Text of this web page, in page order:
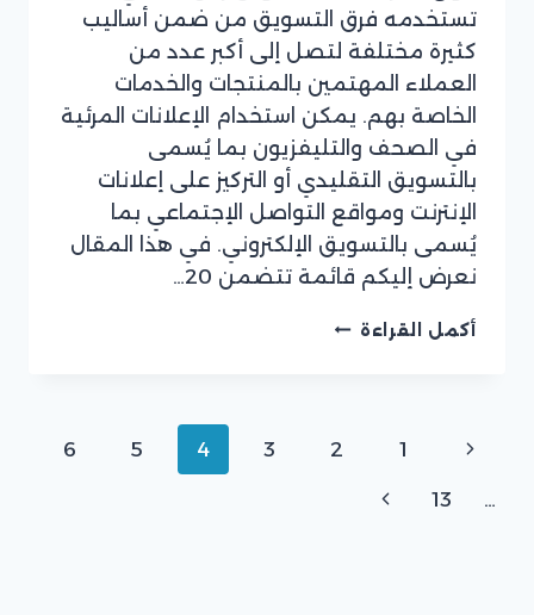
فريق
موقع
ريان
سوفت
تستخدمه فرق التسويق من ضمن أساليب
كثيرة مختلفة لتصل إلى أكبر عدد من
العملاء المهتمين بالمنتجات والخدمات
الخاصة بهم. يمكن استخدام الإعلانات المرئية
في الصحف والتليفزيون بما يُسمى
بالتسويق التقليدي أو التركيز على إعلانات
الإنترنت ومواقع التواصل الإجتماعي بما
يُسمى بالتسويق الإلكتروني. في هذا المقال
نعرض إليكم قائمة تتضمن 20…
أكمل القراءة أنواع
أفضل
تنقل
الصفحة
الصفحة
السابقة
1
2
3
4
5
6
…
13
الصفحة